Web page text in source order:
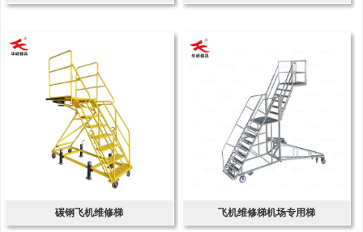
碳钢飞机维修梯 飞机维修梯机场专用梯